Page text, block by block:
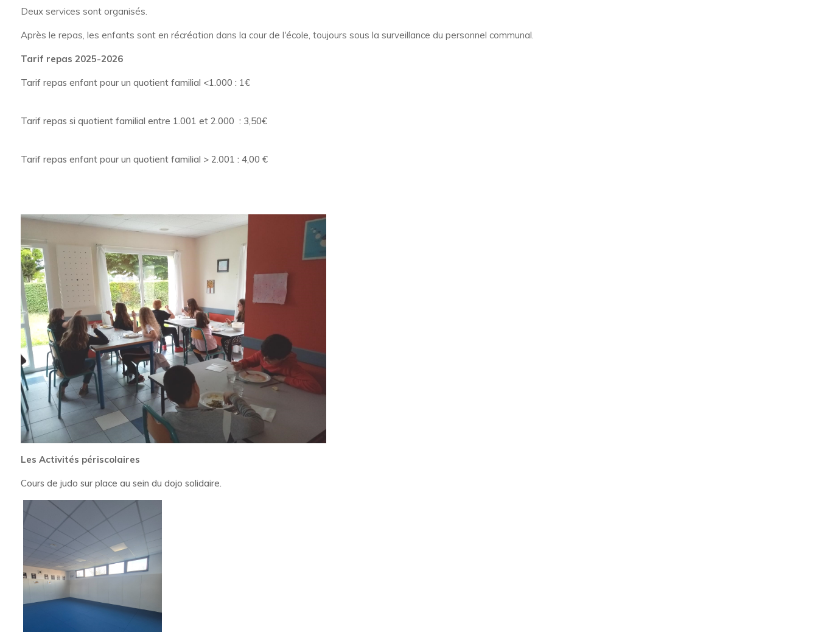
Deux services sont organisés.
Après le repas, les enfants sont en récréation dans la cour de l'école, toujours sous la surveillance du personnel communal.
Tarif repas 2025-2026
Tarif repas enfant pour un quotient familial <1.000 : 1€
Tarif repas si quotient familial entre 1.001 et 2.000 : 3,50€
Tarif repas enfant pour un quotient familial > 2.001 : 4,00 €
Les Activités périscolaires
Cours de judo sur place au sein du dojo solidaire.